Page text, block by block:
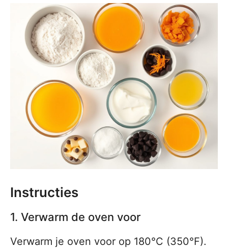
Instructies
1. Verwarm de oven voor
Verwarm je oven voor op 180°C (350°F).